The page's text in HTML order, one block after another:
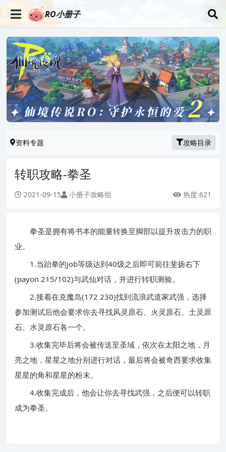
RO小册子
资料专题 攻略目录
转职攻略-拳圣
2021-09-15 小册子攻略组 热度:621
拳圣是拥有将书本的能量转换至脚部以提升攻击力的职
业。
1.当跆拳的job等级达到40级之后即可前往斐扬右下
(payon 215/102)与武仙对话，并进行转职测验。
2.接着在克魔岛(172 230)找到流浪武道家武强，选择
参加测试后他会要求你去寻找风灵原石、火灵原石、土灵原
石、水灵原石各一个。
3.收集完毕后将会被传送至圣域，依次在太阳之地，月
亮之地，星星之地分别进行对话，最后将会被奇西要求收集
星星的角和星星的粉末。
4.收集完成后，他会让你去寻找武强，之后便可以转职
成为拳圣。